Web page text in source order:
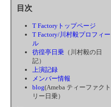
目次
T Factoryトップページ
T Factory/川村毅プロフィー
ル
彷徨亭日乗（川村毅の日
記）
上演記録
メンバー情報
blog(Ameba ティーファクト
リー日乗）